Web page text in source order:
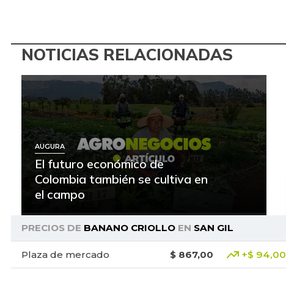
NOTICIAS RELACIONADAS
AUGURA
El futuro económico de
Colombia también se cultiva en
el campo
PRECIOS DE BANANO CRIOLLOEN SAN GIL
Plaza de mercado $ 867,00 +$ 94,00